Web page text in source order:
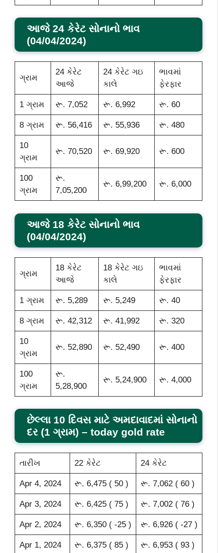
આજે 24 કેરેટ સોનાનો ભાવ
(04/04/2024)
ગ્રામ
24 કેરેટ
આજે
24 કેરેટ ગઇ
કાલે
ભાવમાં
ફેરફાર
1 ગ્રામ રૂ. 7,052 રૂ. 6,992 રૂ. 60
8 ગ્રામ રૂ. 56,416 રૂ. 55,936 રૂ. 480
10
ગ્રામ
રૂ. 70,520 રૂ. 69,920 રૂ. 600
100
ગ્રામ
રૂ.
7,05,200
રૂ. 6,99,200 રૂ. 6,000
આજે 18 કેરેટ સોનાનો ભાવ
(04/04/2024)
ગ્રામ
18 કેરેટ
આજે
18 કેરેટ ગઇ
કાલે
ભાવમાં
ફેરફાર
1 ગ્રામ રૂ. 5,289 રૂ. 5,249 રૂ. 40
8 ગ્રામ રૂ. 42,312 રૂ. 41,992 રૂ. 320
10
ગ્રામ
રૂ. 52,890 રૂ. 52,490 રૂ. 400
100
ગ્રામ
રૂ.
5,28,900
રૂ. 5,24,900 રૂ. 4,000
છેલ્લા 10 દિવસ માટે અમદાવાદમાં સોનાનો
દર (1 ગ્રામ) – today gold rate
તારીખ 22 કેરેટ 24 કેરેટ
Apr 4, 2024 રૂ. 6,475 ( 50 ) રૂ. 7,062 ( 60 )
Apr 3, 2024 રૂ. 6,425 ( 75 ) રૂ. 7,002 ( 76 )
Apr 2, 2024 રૂ. 6,350 ( -25 ) રૂ. 6,926 ( -27 )
Apr 1, 2024 રૂ. 6,375 ( 85 ) રૂ. 6,953 ( 93 )